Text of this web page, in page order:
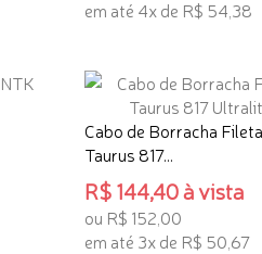
em até 4x de R$ 54,38
Cabo de Borracha
Taurus 817...
R$ 144,40 à vista
ou R$ 152,00
em até 3x de R$ 50,67